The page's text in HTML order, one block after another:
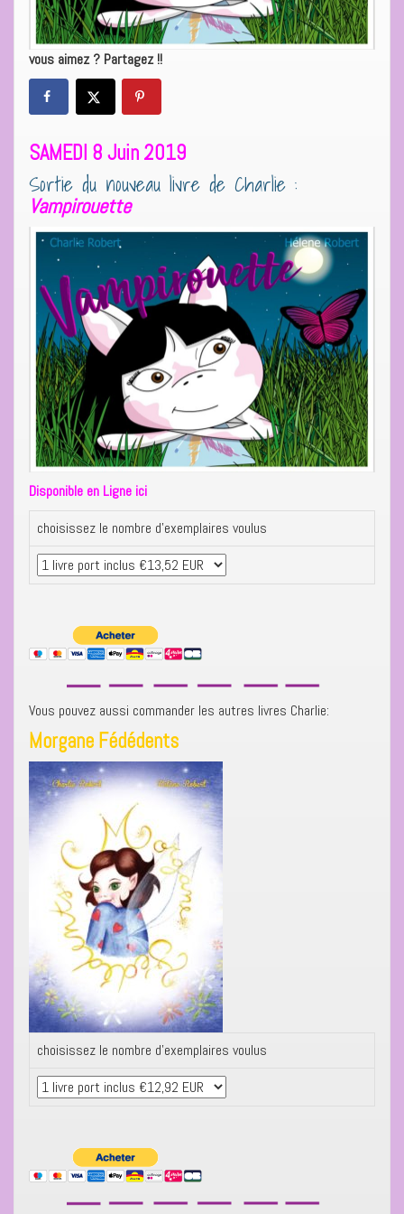
vous aimez ? Partagez !!
SAMEDI 8 Juin 2019
Sortie du nouveau livre de Charlie :
Vampirouette
Disponible en Ligne ici
choisissez le nombre d’exemplaires voulus
Vous pouvez aussi commander les autres livres Charlie:
Morgane Fédédents
choisissez le nombre d’exemplaires voulus